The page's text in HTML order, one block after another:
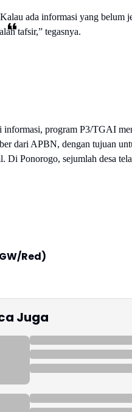
ada informasi yang belum
tafsir,” tegasnya.
informasi, program P3/TGAI
dari APBN, dengan tujuan
Di Ponorogo, sejumlah desa
Red)
Juga